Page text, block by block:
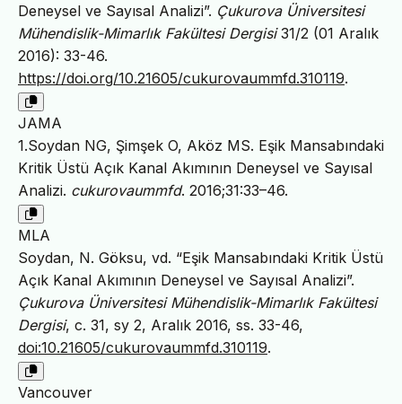
Deneysel ve Sayısal Analizi”. Çukurova Üniversitesi
Mühendislik-Mimarlık Fakültesi Dergisi31/2 (01 Aralık
2016): 33-46.
https://doi.org/10.21605/cukurovaummfd.310119.
JAMA
1.Soydan NG, Şimşek O, Aköz MS. Eşik Mansabındaki
Kritik Üstü Açık Kanal Akımının Deneysel ve Sayısal
Analizi. cukurovaummfd. 2016;31:33–46.
MLA
Soydan, N. Göksu, vd. “Eşik Mansabındaki Kritik Üstü
Açık Kanal Akımının Deneysel ve Sayısal Analizi”.
Çukurova Üniversitesi Mühendislik-Mimarlık Fakültesi
Dergisi, c. 31, sy 2, Aralık 2016, ss. 33-46,
doi:10.21605/cukurovaummfd.310119.
Vancouver